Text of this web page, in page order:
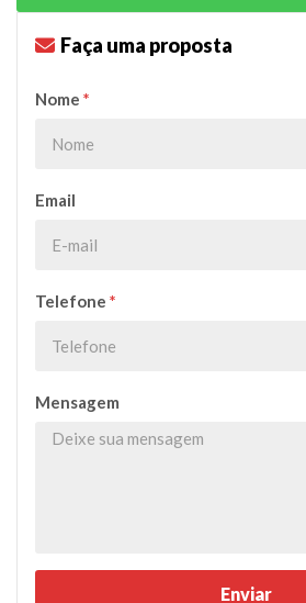
Faça uma proposta
Nome *
Email
Telefone *
Mensagem